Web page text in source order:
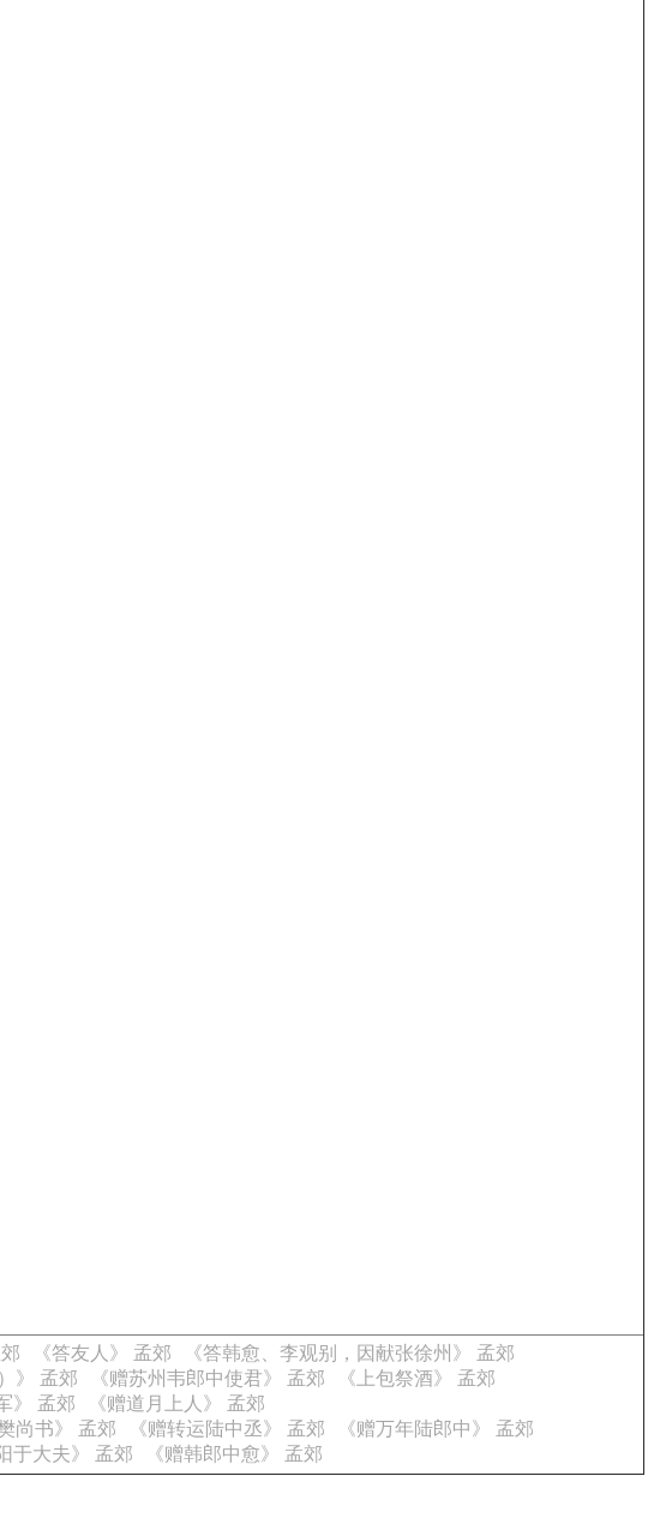
《答友人》 孟郊
《答韩愈、李观别，因献张徐州》 孟郊
》 孟郊 《赠苏州韦郎中使君》 孟郊
《上包祭酒》 孟郊
》 孟郊
《赠道月上人》 孟郊
尚书》 孟郊 《赠转运陆中丞》 孟郊
《赠万年陆郎中》 孟郊
于大夫》 孟郊 《赠韩郎中愈》 孟郊